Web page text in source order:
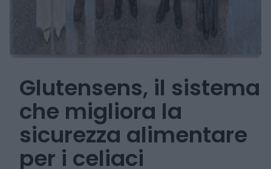
Glutensens, il sistema
che migliora la
sicurezza alimentare
per i celiaci